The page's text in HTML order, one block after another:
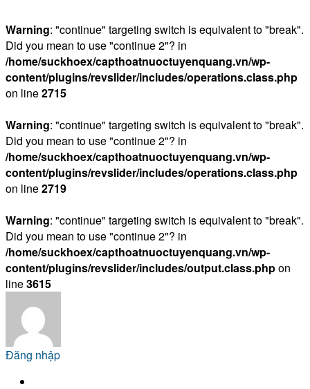
Warning: "continue" targeting switch is equivalent to "break".
Did you mean to use "continue 2"? in
/home/suckhoex/capthoatnuoctuyenquang.vn/wp-
content/plugins/revslider/includes/operations.class.php
on line2715
Warning: "continue" targeting switch is equivalent to "break".
Did you mean to use "continue 2"? in
/home/suckhoex/capthoatnuoctuyenquang.vn/wp-
content/plugins/revslider/includes/operations.class.php
on line2719
Warning: "continue" targeting switch is equivalent to "break".
Did you mean to use "continue 2"? in
/home/suckhoex/capthoatnuoctuyenquang.vn/wp-
content/plugins/revslider/includes/output.class.phpon
line3615
Đăng nhập